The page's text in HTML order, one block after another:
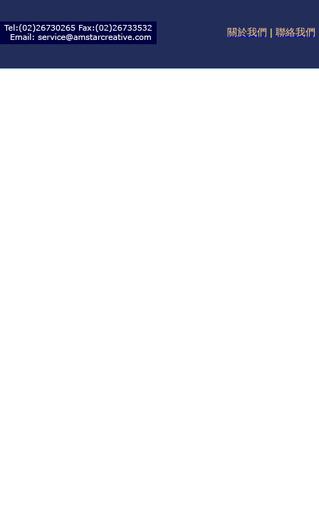
關於我們 | 聯絡我們